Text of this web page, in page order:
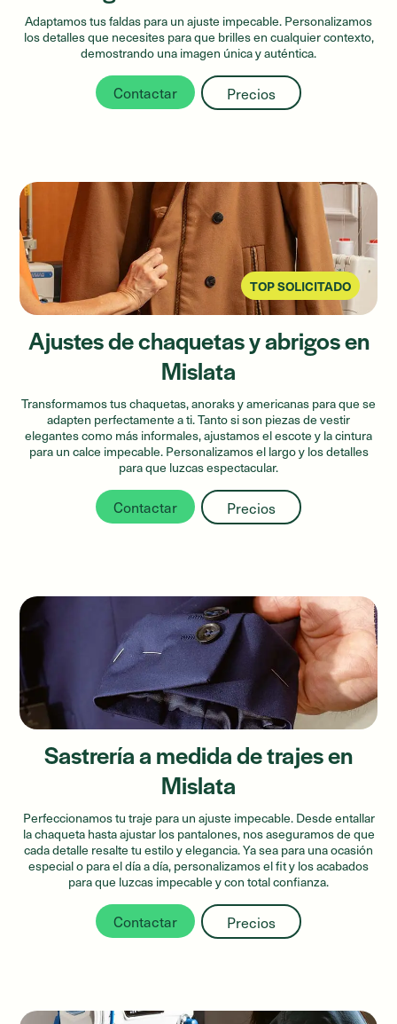
Adaptamos tus faldas para un ajuste impecable. Personalizamos
los detalles que necesites para que brilles en cualquier contexto,
demostrando una imagen única y auténtica.
Contactar Precios
TOP SOLICITADO
Ajustes de chaquetas y abrigos en
Mislata
Transformamos tus chaquetas, anoraks y americanas para que se
adapten perfectamente a ti. Tanto si son piezas de vestir
elegantes como más informales, ajustamos el escote y la cintura
para un calce impecable. Personalizamos el largo y los detalles
para que luzcas espectacular.
Contactar Precios
Sastrería a medida de trajes en
Mislata
Perfeccionamos tu traje para un ajuste impecable. Desde entallar
la chaqueta hasta ajustar los pantalones, nos aseguramos de que
cada detalle resalte tu estilo y elegancia. Ya sea para una ocasión
especial o para el día a día, personalizamos el fit y los acabados
para que luzcas impecable y con total confianza.
Contactar Precios